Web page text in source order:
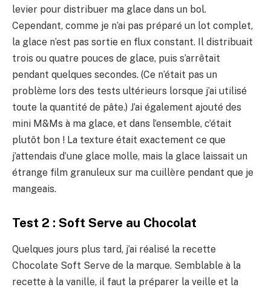
levier pour distribuer ma glace dans un bol.
Cependant, comme je n’ai pas préparé un lot complet,
la glace n’est pas sortie en flux constant. Il distribuait
trois ou quatre pouces de glace, puis s’arrêtait
pendant quelques secondes. (Ce n’était pas un
problème lors des tests ultérieurs lorsque j’ai utilisé
toute la quantité de pâte.) J’ai également ajouté des
mini M&Ms à ma glace, et dans l’ensemble, c’était
plutôt bon ! La texture était exactement ce que
j’attendais d’une glace molle, mais la glace laissait un
étrange film granuleux sur ma cuillère pendant que je
mangeais.
Test 2 : Soft Serve au Chocolat
Quelques jours plus tard, j’ai réalisé la recette
Chocolate Soft Serve de la marque. Semblable à la
recette à la vanille, il faut la préparer la veille et la